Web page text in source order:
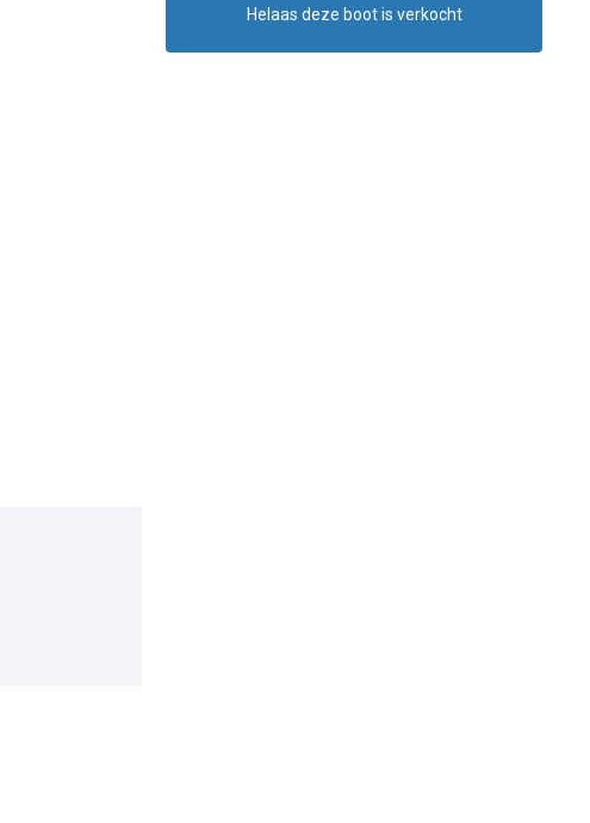
Helaas deze boot is verkocht